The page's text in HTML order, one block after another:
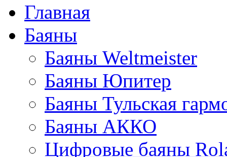
Главная
Баяны
Баяны Weltmeister
Баяны Юпитер
Баяны Тульская
Баяны АККО
Цифровые баяны